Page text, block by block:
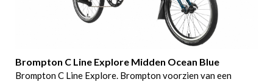
Brompton C Line Explore Midden Ocean Blue
Brompton C Line Explore. Brompton voorzien van een